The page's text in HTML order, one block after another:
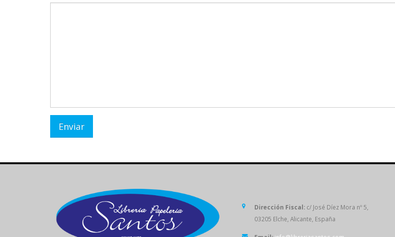
Dirección Fiscal: c/ José Díez Mora nº 5,
03205 Elche, Alicante, España